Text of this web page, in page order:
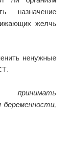
назначение
желчь
ненужные
принимать